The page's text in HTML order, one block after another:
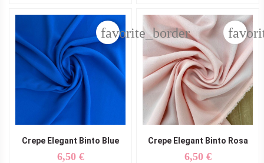
Crepe Elegant Binto Blue
Precio
6,50 €
favorite_border
Crepe Elegant Binto Rosa
Precio
6,50 €